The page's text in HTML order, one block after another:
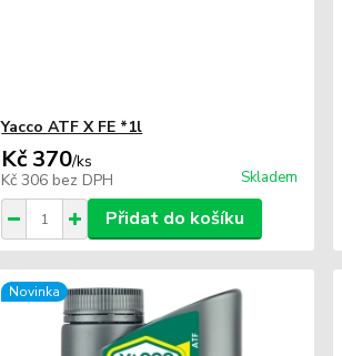
Yacco ATF X FE *1l
Kč 370/ks
Kč 306 bez DPH Skladem
Přidat do košíku
Novinka